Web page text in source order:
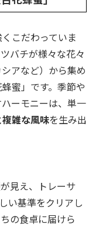
こだわっていま
バチが様々な花々
アなど）から集め
蜜」です。季節や
ーモニーは、単一
雑な風味を生み出
見え、トレーサ
い基準をクリアし
の食卓に届けら